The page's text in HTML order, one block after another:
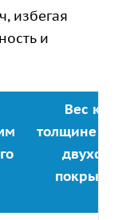
избегая
и
Вес
толщине